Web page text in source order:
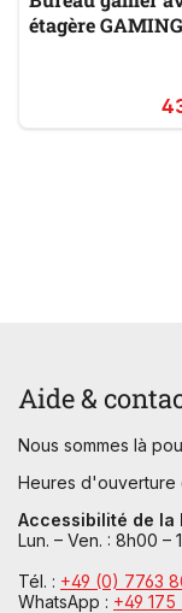
étagère
Aide &
Nous sommes là
Heures d'ouverture
Accessibilité de la
Lun. – Ven. : 8h00 –
Tél. : +49 (0) 7763
WhatsApp : +49